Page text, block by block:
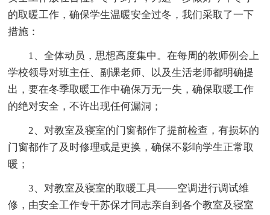
的取暖工作，确保学生温暖安全过冬，我们采取了一下
措施：
1、全体动员，思想高度集中。在每周的教师例会上
学校领导对班主任、副课老师、以及生活老师都明确提
出，要在冬季取暖工作中确保万无一失，确保取暖工作
的绝对安全，不许出现任何漏洞；
2、对教室及寝室的门窗都作了提前检查，有损坏的
门窗都作了及时修理或是更换，确保不影响学生正常取
暖；
3、对教室及寝室的取暖工具——空调进行调试维
修，由安全工作专干苏保才同志亲自到各个教室及寝室